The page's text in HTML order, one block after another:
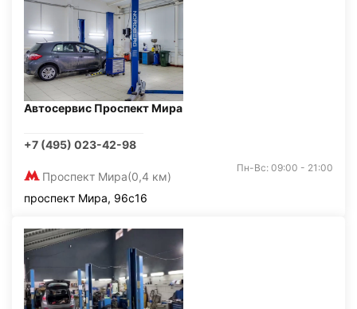
Автосервис Проспект Мира
+7 (495) 023-42-98
Проспект Мира(0,4 км)
Пн-Вс: 09:00 - 21:00
проспект Мира, 96с16